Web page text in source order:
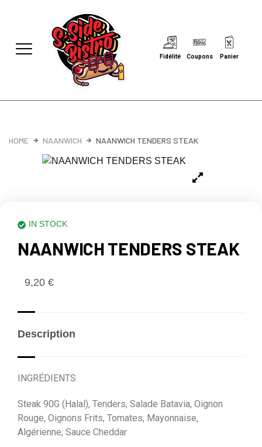
Fidélité Coupons Panier
HOME NAANWICH NAANWICH TENDERS STEAK
IN STOCK
NAANWICH TENDERS STEAK
9,20 €
Description
INGRÉDIENTS
Steak 90G (Halal), Tenders, Salade Batavia, Oignon
Rouge, Oignons Frits, Tomates, Mayonnaise,
Algérienne, Sauce Cheddar